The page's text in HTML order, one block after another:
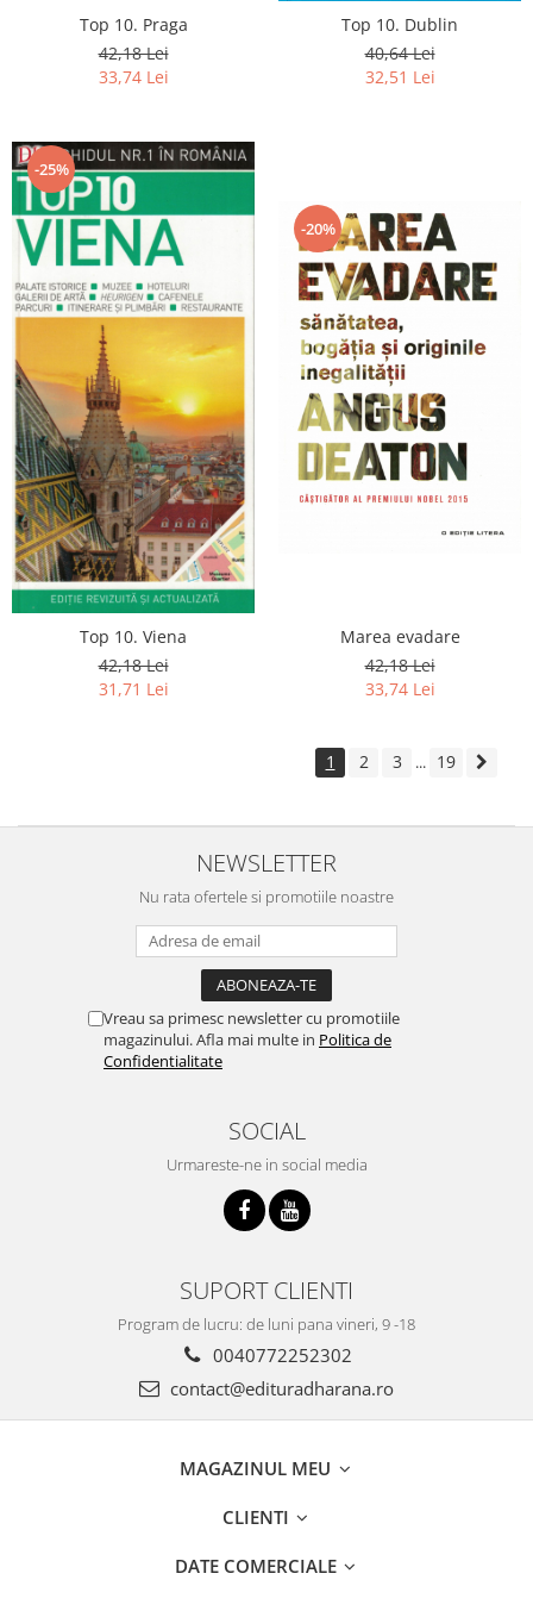
Top 10. Praga
42,18 Lei
33,74 Lei
Top 10. Dublin
40,64 Lei
32,51 Lei
-25%
Top 10. Viena
42,18 Lei
31,71 Lei
-20%
Marea evadare
42,18 Lei
33,74 Lei
1 2 3 ... 19
NEWSLETTER
Nu rata ofertele si promotiile noastre
Vreau sa primesc newsletter cu promotiile
magazinului. Afla mai multe in Politica de
Confidentialitate
SOCIAL
Urmareste-ne in social media
SUPORT CLIENTI
Program de lucru: de luni pana vineri, 9 -18
0040772252302
contact@edituradharana.ro
MAGAZINUL MEU
CLIENTI
DATE COMERCIALE